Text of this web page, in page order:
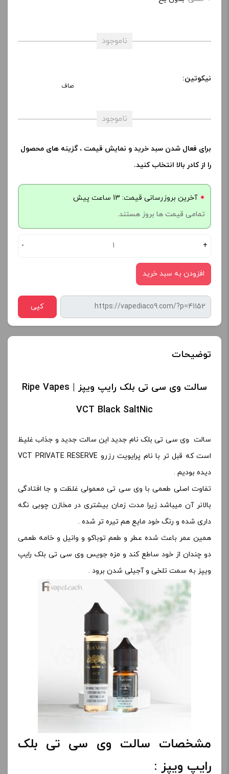
ناموجود
نیکوتین:
صاف
ناموجود
برای فعال شدن سبد خرید و نمایش قیمت ، گزینه های محصول
را از کادر بالا انتخاب کنید.
آخرین بروزرسانی قیمت: 13 ساعت پیش
تمامی قیمت ها بروز هستند.
- +
افزودن به سبد خرید
کپی
توضیحات
سالت وی سی تی بلک رایپ ویپز | Ripe Vapes
VCT Black SaltNic
سالت وی سی تی بلک نام جدید این سالت جدید و جذاب غلیظ
است که قبل تر با نام پرایویت رزرو VCT PRIVATE RESERVE
دیده بودیم .
تفاوت اصلی طعمی با وی سی تی معمولی غلظت و جا افتادگی
بالانر آن میباشد زیرا مدت زمان بیشتری در مخازن چوبی نگه
داری شده و رنگ خود مایع هم تیره تر شده .
همین عمر باعث شده عطر و طعم توباکو و وانیل و خامه طعمی
دو چندان از خود ساطع کند و مزه جویس وی سی تی بلک رایپ
ویپز به سمت تلخی و آجیلی شدن برود .
مشخصات سالت وی سی تی بلک
رایپ ویپز :